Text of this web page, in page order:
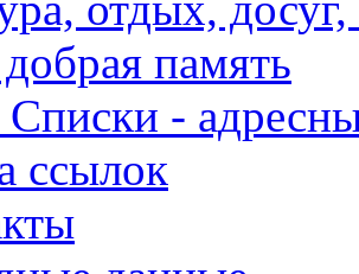
память
-
ссылок